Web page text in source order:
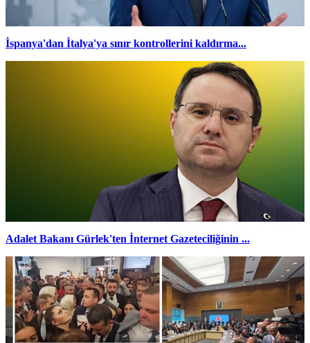
İspanya'dan İtalya'ya sınır kontrollerini kaldırma...
Adalet Bakanı Gürlek'ten İnternet Gazeteciliğinin ...